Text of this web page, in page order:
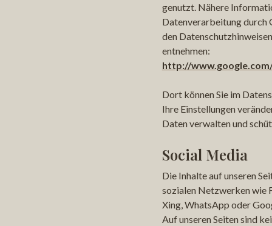
genutzt. Nähere
Datenverarbeitung durch
den
entnehmen:
http://
Dort können Sie im
Ihre Einstellungen
Daten verwalten und
Social Media
Die Inhalte auf unseren
sozialen Netzwerken wie
Xing, WhatsApp oder
Auf unseren Seiten sind